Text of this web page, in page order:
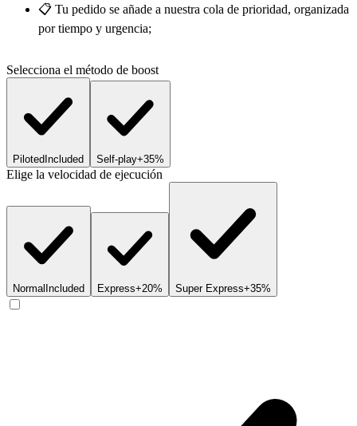
📋 Tu pedido se añade a nuestra cola de prioridad, organizada
por tiempo y urgencia;
Selecciona el método de boost
Piloted Included Self-play+35%
Elige la velocidad de ejecución
Normal Included Express+20% Super Express+35%